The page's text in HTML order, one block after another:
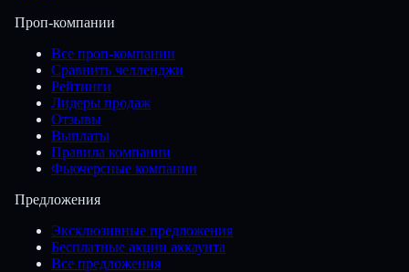
Проп-компании
Все проп-компании
Сравнить челленджи
Рейтинги
Лидеры продаж
Отзывы
Выплаты
Правила компании
Фьючерсные компании
Предложения
Эксклюзивные предложения
Бесплатные акции аккаунта
Все предложения